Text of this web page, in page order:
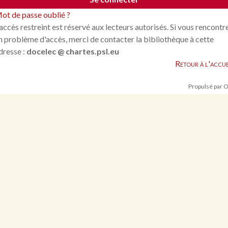
de passe oublié ?
restreint est réservé aux lecteurs autorisés. Si vous
problème d'accès, merci de contacter la bibliothèque à cette
: docelec @ chartes.psl.eu
Retour à
Propulsé par